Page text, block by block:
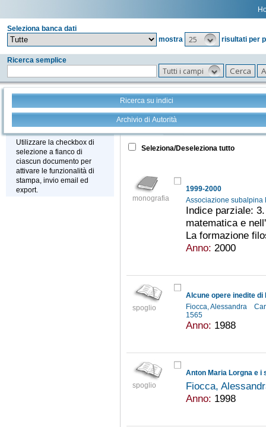
Seleziona banca dati
mostra
25 risultati per
Ricerca semplice
Tutti i campi
Ricerca su indici
Archivio di Autorità
Stampa - Email - Export
Utilizzare la checkbox di
selezione a fianco di
ciascun documento per
attivare le funzionalità di
stampa, invio email ed
export.
Tutto +
Seleziona/Deseleziona tutto
monografia
1999-2000
Associazione subalpina
Indice parziale:
matematica e
La formazione
Anno: 2000
spoglio
Alcune opere inedite di
Fiocca, Alessandra
1565
Anno: 1988
spoglio
Anton Maria Lorgna e
Fiocca,
Anno: 1998